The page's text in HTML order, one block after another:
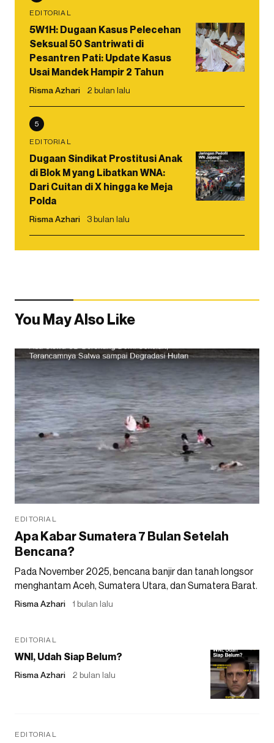
EDITORIAL
5W1H: Dugaan Kasus Pelecehan
Seksual 50 Santriwati di
Pesantren Pati: Update Kasus
Usai Mandek Hampir 2 Tahun
Risma Azhari 2 bulan lalu
5
EDITORIAL
Dugaan Sindikat Prostitusi Anak
di Blok M yang Libatkan WNA:
Dari Cuitan di X hingga ke Meja
Polda
Risma Azhari 3 bulan lalu
You May Also Like
EDITORIAL
Apa Kabar Sumatera 7 Bulan Setelah
Bencana?
Pada November 2025, bencana banjir dan tanah longsor
menghantam Aceh, Sumatera Utara, dan Sumatera Barat.
Risma Azhari 1 bulan lalu
EDITORIAL
WNI, Udah Siap Belum?
Risma Azhari 2 bulan lalu
EDITORIAL